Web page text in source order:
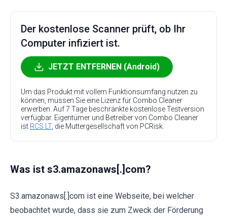
Der kostenlose Scanner prüft, ob Ihr
Computer infiziert ist.
JETZT ENTFERNEN (Android)
Um das Produkt mit vollem Funktionsumfang nutzen zu
können, müssen Sie eine Lizenz für Combo Cleaner
erwerben. Auf 7 Tage beschränkte kostenlose Testversion
verfügbar. Eigentümer und Betreiber von Combo Cleaner
ist RCS LT, die Muttergesellschaft von PCRisk.
Was ist s3.amazonaws[.]com?
S3.amazonaws[.]com ist eine Webseite, bei welcher
beobachtet wurde, dass sie zum Zweck der Förderung